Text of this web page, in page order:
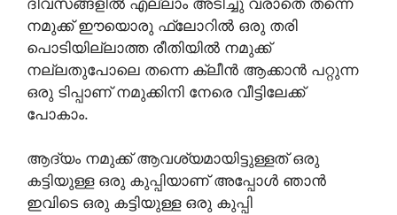
നമുക്ക് ഈയൊരു ഫ്ലോറിൽ ഒരു തരി
പൊടിയില്ലാത്ത രീതിയിൽ നമുക്ക്
നല്ലതുപോലെ തന്നെ ക്ലീൻ ആക്കാൻ പറ്റുന്ന
ഒരു ടിപ്പാണ് നമുക്കിനി നേരെ വീട്ടിലേക്ക്
പോകാം.
ആദ്യം നമുക്ക് ആവശ്യമായിട്ടുള്ളത് ഒരു
കട്ടിയുള്ള ഒരു കുപ്പിയാണ് അപ്പോൾ ഞാൻ
ഇവിടെ ഒരു കട്ടിയുള്ള ഒരു കുപ്പി